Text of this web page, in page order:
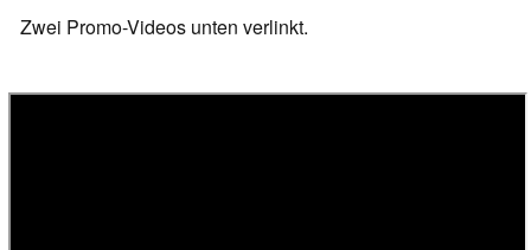
Zwei Promo-Videos unten verlinkt.